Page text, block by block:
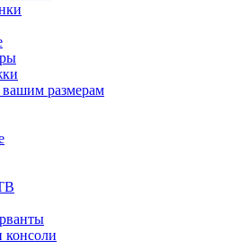
вашим размерам
консоли